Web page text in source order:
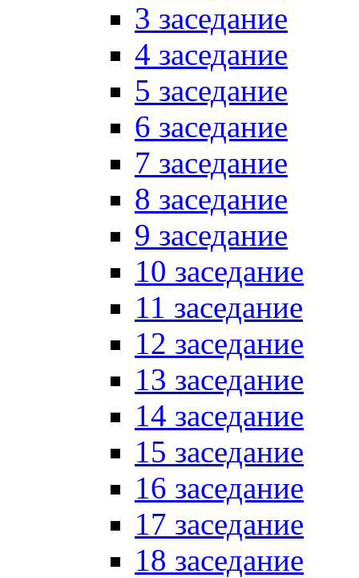
3 заседание
4 заседание
5 заседание
6 заседание
7 заседание
8 заседание
9 заседание
10 заседание
11 заседание
12 заседание
13 заседание
14 заседание
15 заседание
16 заседание
17 заседание
18 заседание